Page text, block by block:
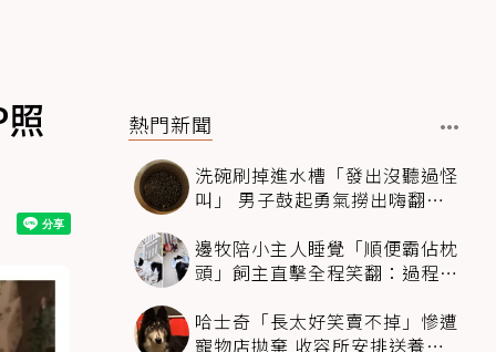
熱門新聞
洗碗刷掉進水槽「發出沒聽過怪
叫」 男子鼓起勇氣撈出嗨翻：
邊牧陪小主人睡覺「順便霸佔枕
頭」飼主直擊全程笑翻：過程絲
哈士奇「長太好笑賣不掉」慘遭
寵物店拋棄 收容所安排送養活